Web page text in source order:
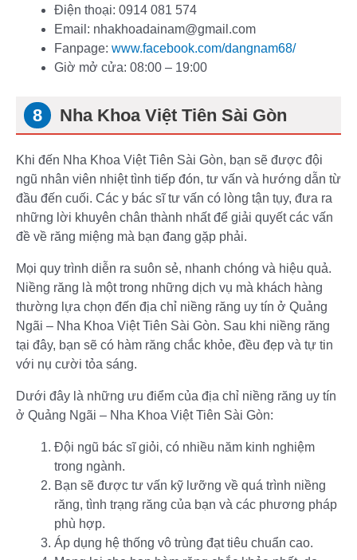
Điện thoại: 0914 081 574
Email: nhakhoadainam@gmail.com
Fanpage: www.facebook.com/dangnam68/
Giờ mở cửa: 08:00 – 19:00
Nha Khoa Việt Tiên Sài Gòn
Khi đến Nha Khoa Việt Tiên Sài Gòn, bạn sẽ được đội
ngũ nhân viên nhiệt tình tiếp đón, tư vấn và hướng dẫn từ
đầu đến cuối. Các y bác sĩ tư vấn có lòng tận tụy, đưa ra
những lời khuyên chân thành nhất để giải quyết các vấn
đề về răng miệng mà bạn đang gặp phải.
Mọi quy trình diễn ra suôn sẻ, nhanh chóng và hiệu quả.
Niềng răng là một trong những dịch vụ mà khách hàng
thường lựa chọn đến địa chỉ niềng răng uy tín ở Quảng
Ngãi – Nha Khoa Việt Tiên Sài Gòn. Sau khi niềng răng
tại đây, bạn sẽ có hàm răng chắc khỏe, đều đẹp và tự tin
với nụ cười tỏa sáng.
Dưới đây là những ưu điểm của địa chỉ niềng răng uy tín
ở Quảng Ngãi – Nha Khoa Việt Tiên Sài Gòn:
Đội ngũ bác sĩ giỏi, có nhiều năm kinh nghiệm
trong ngành.
Bạn sẽ được tư vấn kỹ lưỡng về quá trình niềng
răng, tình trạng răng của bạn và các phương pháp
phù hợp.
Áp dụng hệ thống vô trùng đạt tiêu chuẩn cao.